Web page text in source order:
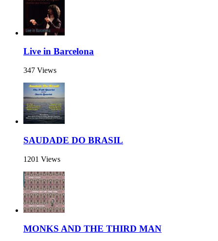
Live in Barcelona
347 Views
SAUDADE DO BRASIL
1201 Views
MONKS AND THE THIRD MAN